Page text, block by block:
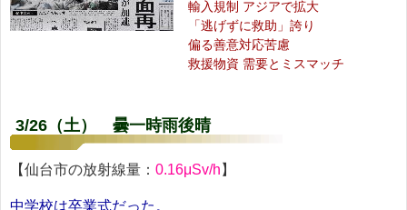
輸入規制 アジアで拡大
「逃げずに救助」誇り
偏る善意対応苦慮
救援物資 需要とミスマッチ
3/26（土） 曇一時雨後晴
【仙台市の放射線量： 0.16μSv/h 】
中学校は卒業式だった。